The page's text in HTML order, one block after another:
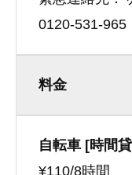
0120-531-965
料金
自転車 [時間
¥110/8時間